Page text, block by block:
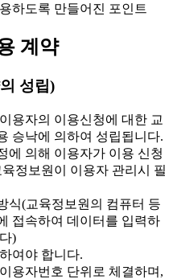
하도록 만들어진 포인트
계약
성립)
용자의 이용신청에 대한 교
승낙에 의하여 성립됩니다.
에 의해 이용자가 이용 신청
정보원이 이용자 관리시 필
식(교육정보원의 컴퓨터 등
접속하여 데이터를 입력하
)
여야 합니다.
용자번호 단위로 체결하며,